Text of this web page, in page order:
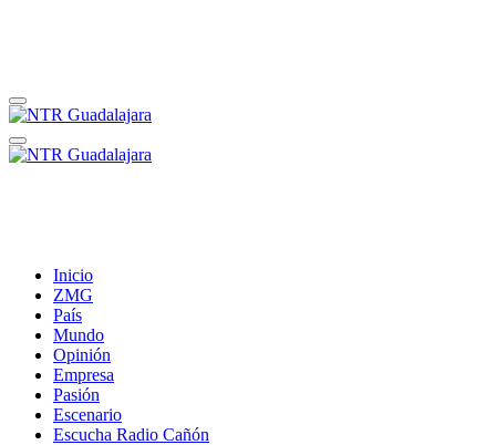
Inicio
ZMG
País
Mundo
Opinión
Empresa
Pasión
Escenario
Escucha Radio Cañón